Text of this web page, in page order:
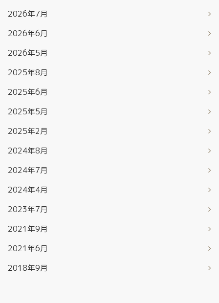
2026年7月
2026年6月
2026年5月
2025年8月
2025年6月
2025年5月
2025年2月
2024年8月
2024年7月
2024年4月
2023年7月
2021年9月
2021年6月
2018年9月